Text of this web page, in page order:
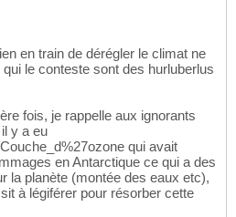
en train de dérégler le climat ne
le conteste sont des hurluberlus
fois, je rappelle aux ignorants
y a eu
qui avait
en Antarctique ce qui a des
la planète (montée des eaux etc),
à légiférer pour résorber cette